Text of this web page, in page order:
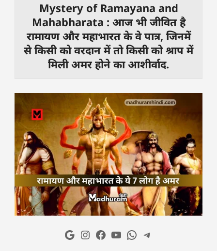
Mystery of Ramayana and
Mahabharata : आज भी जीवित है
रामायण और महाभारत के वे पात्र, जिनमें
से किसी को वरदान में तो किसी को श्राप में
मिली अमर होने का आशीर्वाद.